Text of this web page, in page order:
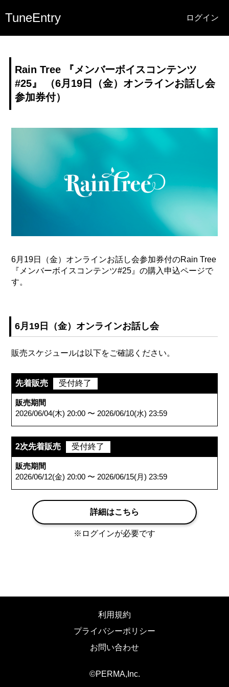
TuneEntry ログイン
Rain Tree 『メンバーボイスコンテンツ
#25』 （6月19日（金）オンラインお話し会
参加券付）
6月19日（金）オンラインお話し会参加券付のRain Tree
『メンバーボイスコンテンツ#25』の購入申込ページで
す。
6月19日（金）オンラインお話し会
販売スケジュールは以下をご確認ください。
先着販売 受付終了
販売期間
2026/06/04(木) 20:00 〜 2026/06/10(水) 23:59
2次先着販売 受付終了
販売期間
2026/06/12(金) 20:00 〜 2026/06/15(月) 23:59
詳細はこちら
※ログインが必要です
利用規約
プライバシーポリシー
お問い合わせ
©️PERMA,Inc.